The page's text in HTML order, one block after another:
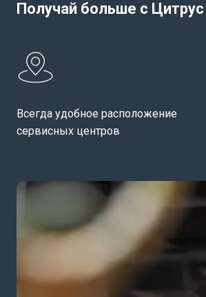
Получай больше с
Всегда удобное расположение
сервисных центров